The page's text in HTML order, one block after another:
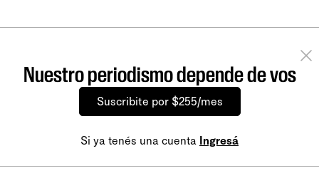
Nuestro periodismo depende de vos
Suscribite por $255/mes
Si ya tenés una cuenta Ingresá